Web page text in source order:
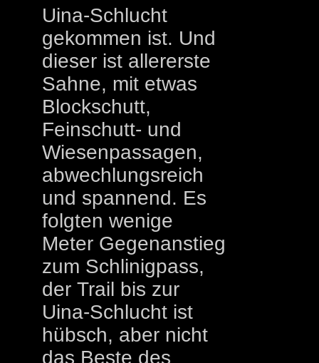
Uina-Schlucht
gekommen ist. Und
dieser ist allererste
Sahne, mit etwas
Blockschutt,
Feinschutt- und
Wiesenpassagen,
abwechlungsreich
und spannend. Es
folgten wenige
Meter Gegenanstieg
zum Schlinigpass,
der Trail bis zur
Uina-Schlucht ist
hübsch, aber nicht
das Beste des